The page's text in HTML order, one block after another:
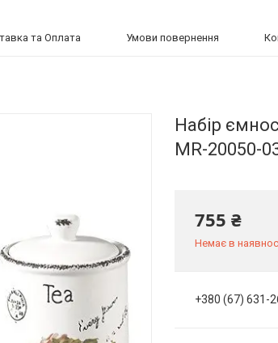
та Оплата Умови повернення
Набір
MR-20050-
755 ₴
Немає в
+380 (67) 631-